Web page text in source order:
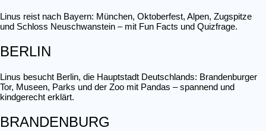
Linus reist nach Bayern: München, Oktoberfest, Alpen, Zugspitze
und Schloss Neuschwanstein – mit Fun Facts und Quizfrage.
BERLIN
Linus besucht Berlin, die Hauptstadt Deutschlands: Brandenburger
Tor, Museen, Parks und der Zoo mit Pandas – spannend und
kindgerecht erklärt.
BRANDENBURG